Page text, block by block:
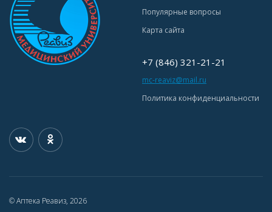
Популярные вопросы
Карта сайта
+7 (846) 321-21-21
mc-reaviz@mail.ru
Политика конфиденциальности
© Аптека Реавиз, 2026